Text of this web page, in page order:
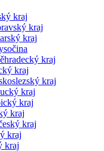
kraj
kraj
kraj
kraj
kraj
kraj
kraj
kraj
kraj
kraj
kraj
kraj